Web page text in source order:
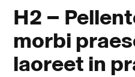
H2 –
morbi
laoreet in